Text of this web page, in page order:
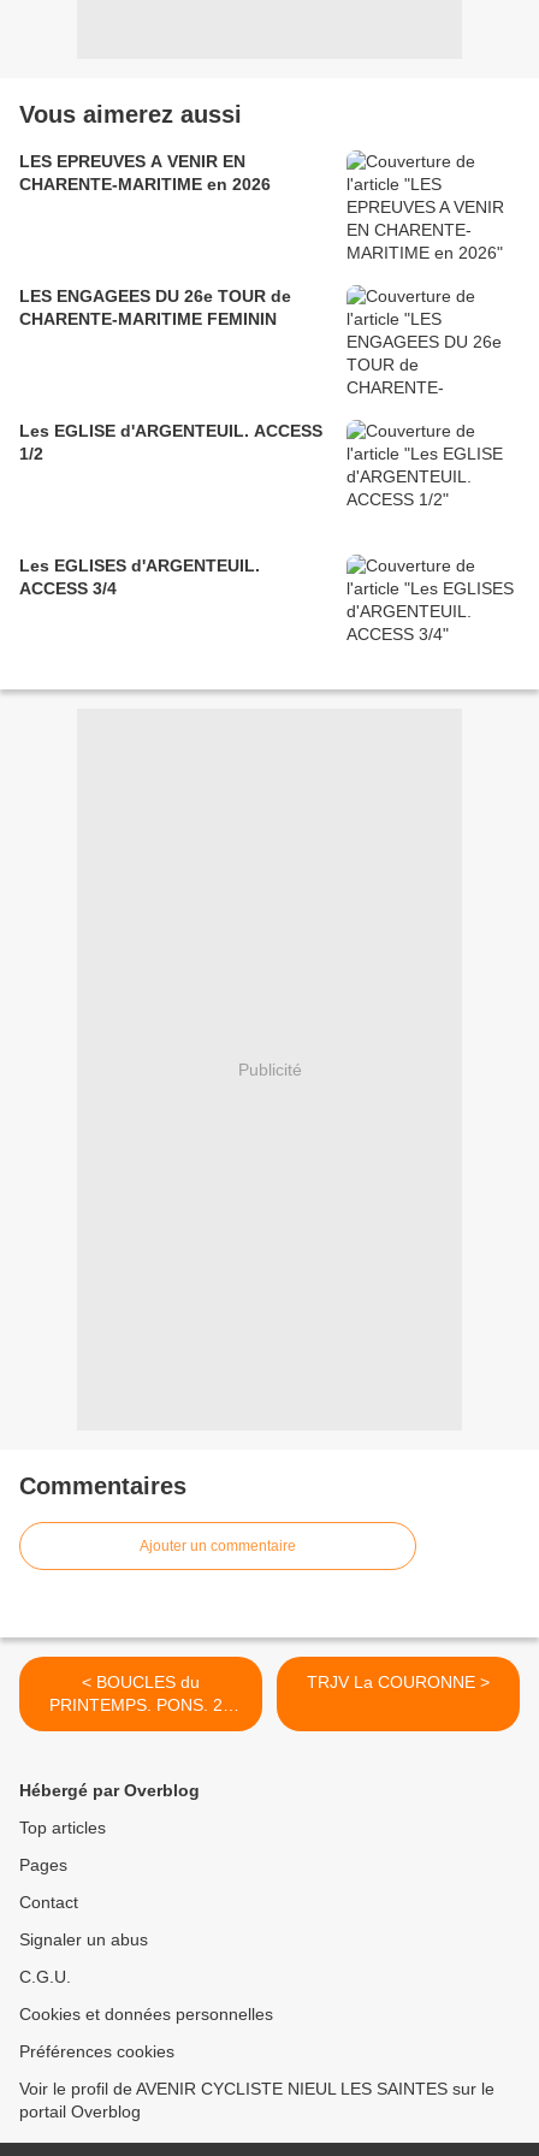
Vous aimerez aussi
LES EPREUVES A VENIR EN
CHARENTE-MARITIME en 2026
LES ENGAGEES DU 26e TOUR de
CHARENTE-MARITIME FEMININ
Les EGLISE d'ARGENTEUIL. ACCESS
1/2
Les EGLISES d'ARGENTEUIL.
ACCESS 3/4
Publicité
Commentaires
Ajouter un commentaire
< BOUCLES du
PRINTEMPS. PONS. 2e
Etape
TRJV La COURONNE >
Hébergé par Overblog
Top articles
Pages
Contact
Signaler un abus
C.G.U.
Cookies et données personnelles
Préférences cookies
Voir le profil de AVENIR CYCLISTE NIEUL LES SAINTES sur le
portail Overblog